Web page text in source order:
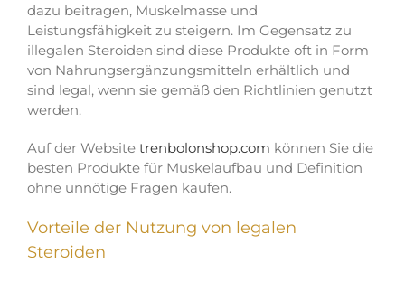
dazu beitragen, Muskelmasse und
Leistungsfähigkeit zu steigern. Im Gegensatz zu
illegalen Steroiden sind diese Produkte oft in Form
von Nahrungsergänzungsmitteln erhältlich und
sind legal, wenn sie gemäß den Richtlinien genutzt
werden.
Auf der Website trenbolonshop.com können Sie die
besten Produkte für Muskelaufbau und Definition
ohne unnötige Fragen kaufen.
Vorteile der Nutzung von legalen
Steroiden